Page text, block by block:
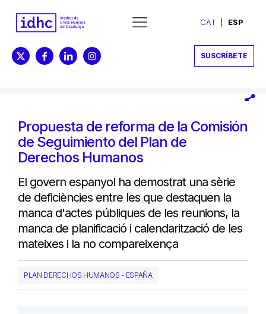
CAT ESP
SUSCRÍBETE
Propuesta de reforma de la Comisión
de Seguimiento del Plan de
Derechos Humanos
El govern espanyol ha demostrat una sèrie
de deficiències entre les que destaquen la
manca d'actes públiques de les reunions, la
manca de planificació i calendarització de les
mateixes i la no compareixença
PLAN DERECHOS HUMANOS - ESPAÑA